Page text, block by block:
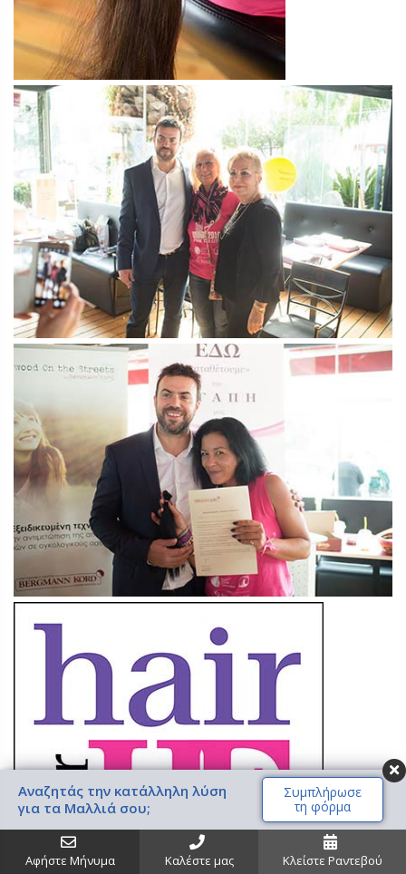
Αναζητάς την κατάλληλη λύση
για τα Μαλλιά σου;
Συμπλήρωσε
τη φόρμα
Κλείστε Ραντεβού
Αφήστε Μήνυμα Καλέστε μας